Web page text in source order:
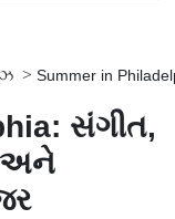
> Summer in
સંગીત,
અને